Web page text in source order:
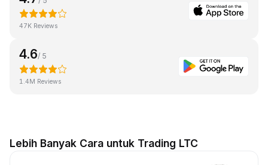
47K Reviews
4.6/ 5
1.4M Reviews
Lebih Banyak Cara untuk Trading LTC